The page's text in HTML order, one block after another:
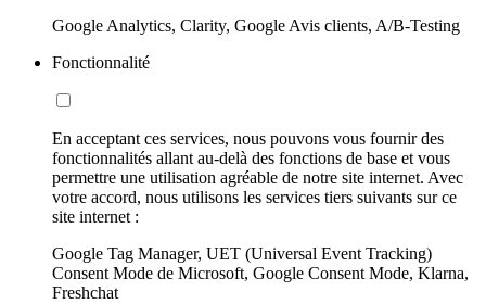
Google Analytics, Clarity, Google Avis clients, A/B-Testing
Fonctionnalité
En acceptant ces services, nous pouvons vous fournir des
fonctionnalités allant au-delà des fonctions de base et vous
permettre une utilisation agréable de notre site internet. Avec
votre accord, nous utilisons les services tiers suivants sur ce
site internet :
Google Tag Manager, UET (Universal Event Tracking)
Consent Mode de Microsoft, Google Consent Mode, Klarna,
Freshchat